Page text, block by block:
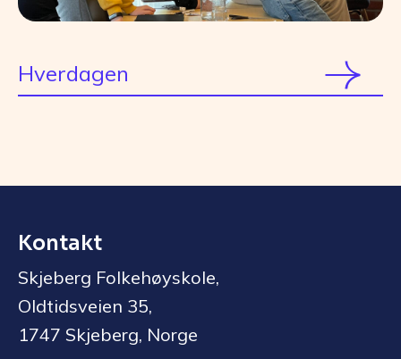
Hverdagen
Kontakt
Skjeberg Folkehøyskole,
Oldtidsveien 35,
1747 Skjeberg, Norge